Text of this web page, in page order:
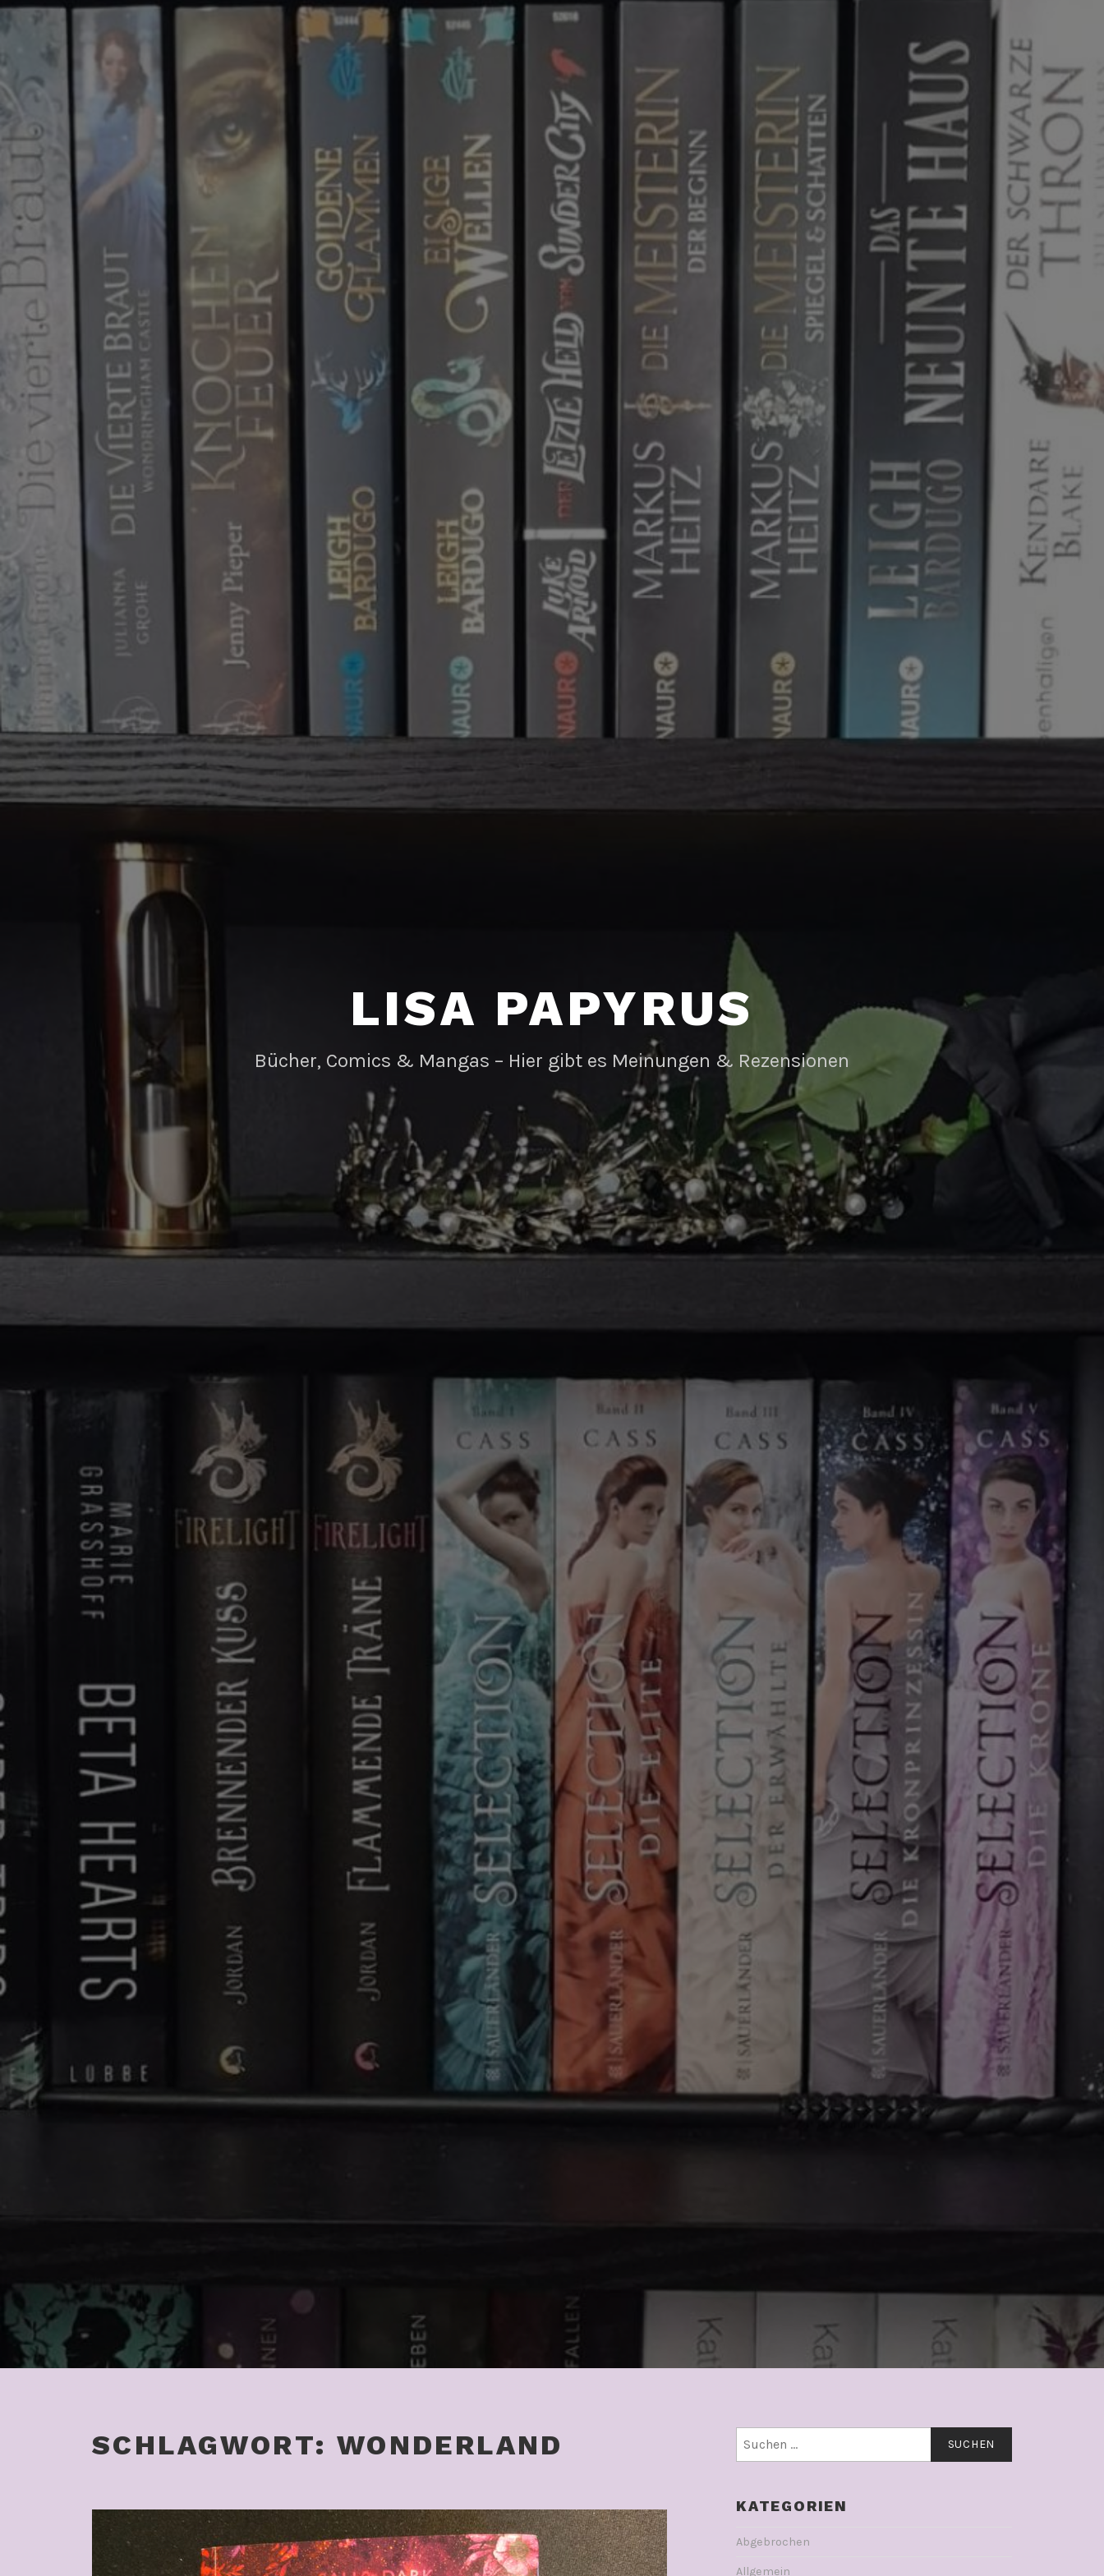
LISA PAPYRUS
Bücher, Comics & Mangas – Hier gibt es Meinungen & Rezensionen
SCHLAGWORT: WONDERLAND
nach:
KATEGORIEN
Abgebrochen
Allgemein